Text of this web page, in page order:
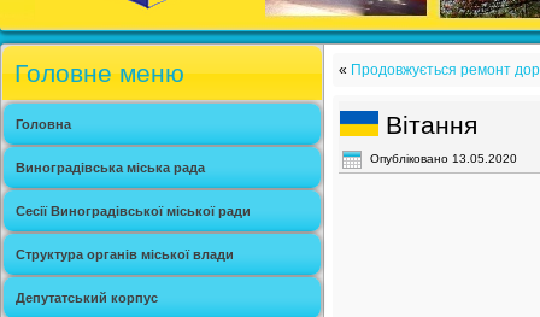
Головне меню
Головна
Виноградівська міська рада
Сесії Виноградівської міської ради
Структура органів міської влади
Депутатський корпус
« Продовжується ремонт
Вітання
Опубліковано 13.05.2020